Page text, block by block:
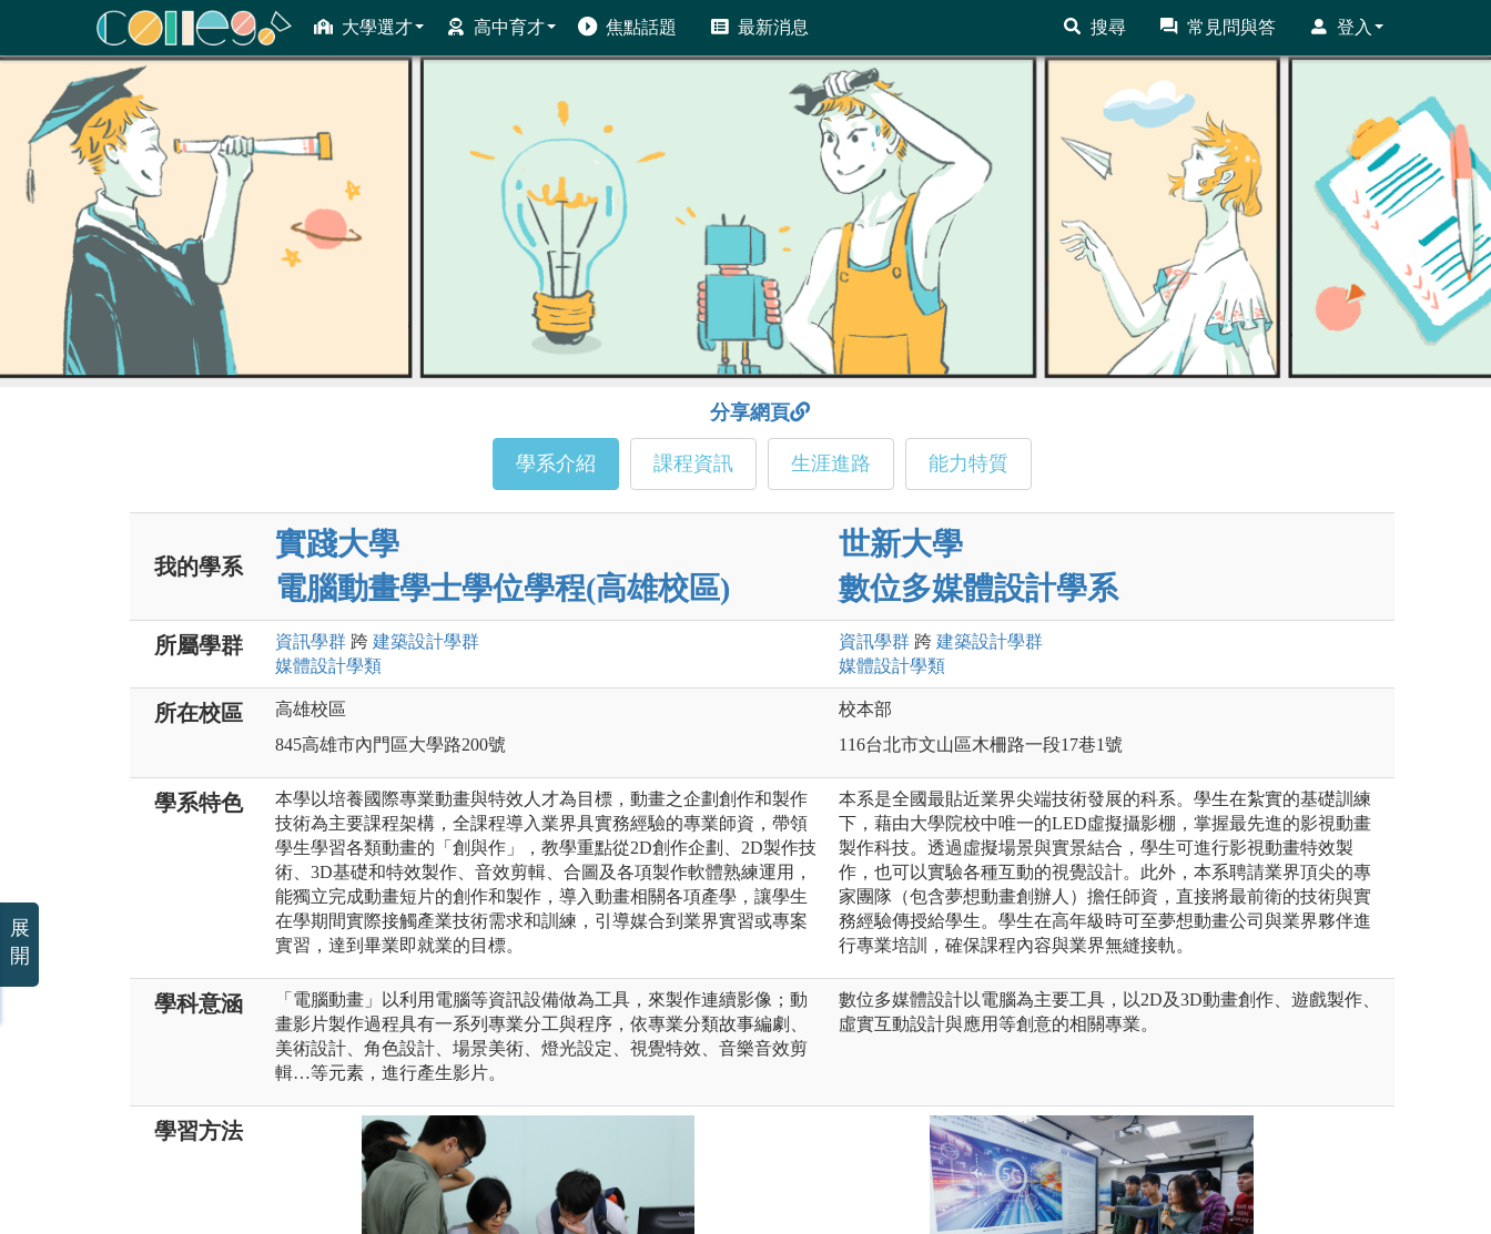
大學選才 高中育才 焦點話題 最新消息 搜尋 常見問與答 登入
ColleGo! 大學選才與高中育才輔助系統
分享網頁
學系介紹 課程資訊 生涯進路 能力特質
我的學系
實踐大學
電腦動畫學士學位學程(高雄校區)
世新大學
數位多媒體設計學系
所屬學群 資訊學群 跨 建築設計學群
媒體設計學類
資訊學群 跨 建築設計學群
媒體設計學類
所在校區
高雄校區
845高雄市內門區大學路200號
校本部
116台北市文山區木柵路一段17巷1號
學系特色
本學以培養國際專業動畫與特效人才為目標，動畫之企劃創作和製作
技術為主要課程架構，全課程導入業界具實務經驗的專業師資，帶領
學生學習各類動畫的「創與作」，教學重點從2D創作企劃、2D製作技
術、3D基礎和特效製作、音效剪輯、合圖及各項製作軟體熟練運用，
能獨立完成動畫短片的創作和製作，導入動畫相關各項產學，讓學生
在學期間實際接觸產業技術需求和訓練，引導媒合到業界實習或專案
實習，達到畢業即就業的目標。
本系是全國最貼近業界尖端技術發展的科系。學生在紮實的基礎訓練
下，藉由大學院校中唯一的LED虛擬攝影棚，掌握最先進的影視動畫
製作科技。透過虛擬場景與實景結合，學生可進行影視動畫特效製
作，也可以實驗各種互動的視覺設計。此外，本系聘請業界頂尖的專
家團隊（包含夢想動畫創辦人）擔任師資，直接將最前衛的技術與實
務經驗傳授給學生。學生在高年級時可至夢想動畫公司與業界夥伴進
行專業培訓，確保課程內容與業界無縫接軌。
學科意涵
「電腦動畫」以利用電腦等資訊設備做為工具，來製作連續影像；動
畫影片製作過程具有一系列專業分工與程序，依專業分類故事編劇、
美術設計、角色設計、場景美術、燈光設定、視覺特效、音樂音效剪
輯…等元素，進行產生影片。
數位多媒體設計以電腦為主要工具，以2D及3D動畫創作、遊戲製作、
虛實互動設計與應用等創意的相關專業。
學習方法
展
開